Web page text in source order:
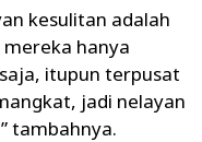
kesulitan adalah
hanya
itupun terpusat
jadi nelayan
tambahnya.